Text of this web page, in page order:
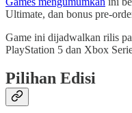
Ultimate, dan bonus pre-
Game ini dijadwalkan rilis
PlayStation 5 dan Xbox
Pilihan Edisi